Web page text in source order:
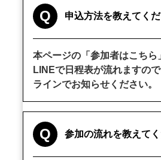
Q 申込方法を教えてくだ
本ページの「参加者はこちら
LINEで日程表が流れますの
ラインでお知らせください。
Q 参加の流れを教えてく